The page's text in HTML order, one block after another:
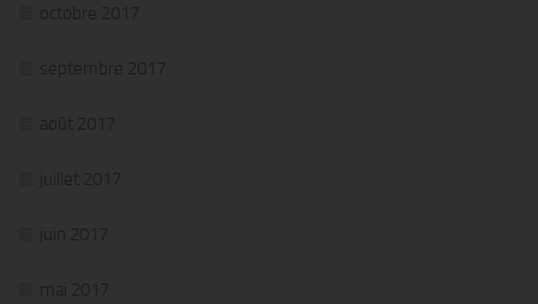
octobre 2017
septembre 2017
août 2017
juillet 2017
juin 2017
mai 2017